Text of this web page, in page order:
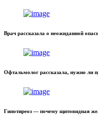
Врач рассказала о неожиданной
Офтальмолог рассказала, нужно ли
Гипотиреоз — почему щитовидная